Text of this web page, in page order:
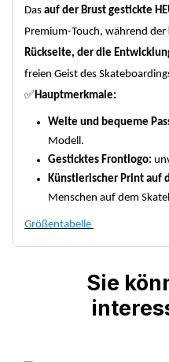
Das auf der Brust gestickte
Premium-Touch, während der
Rückseite, der die
freien Geist des
✅Hauptmerkmale:
Weite und bequeme
Modell.
Gesticktes Frontlogo:
Künstlerischer Print auf
Menschen auf dem
Größentabelle
Sie